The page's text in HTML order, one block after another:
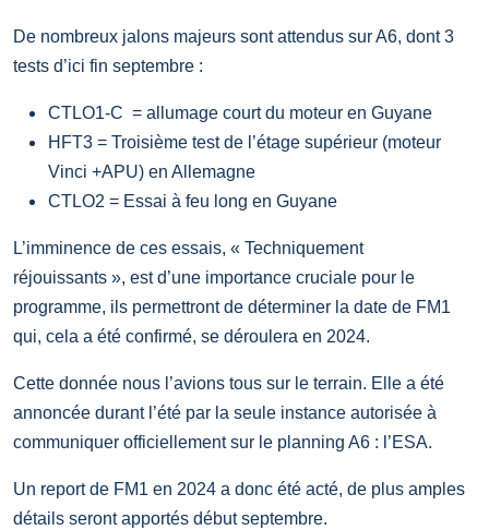
De nombreux jalons majeurs sont attendus sur A6, dont 3
tests d’ici fin septembre :
CTLO1-C = allumage court du moteur en Guyane
HFT3 = Troisième test de l’étage supérieur (moteur
Vinci +APU) en Allemagne
CTLO2 = Essai à feu long en Guyane
L’imminence de ces essais, « Techniquement
réjouissants », est d’une importance cruciale pour le
programme, ils permettront de déterminer la date de FM1
qui, cela a été confirmé, se déroulera en 2024.
Cette donnée nous l’avions tous sur le terrain. Elle a été
annoncée durant l’été par la seule instance autorisée à
communiquer officiellement sur le planning A6 : l’ESA.
Un report de FM1 en 2024 a donc été acté, de plus amples
détails seront apportés début septembre.